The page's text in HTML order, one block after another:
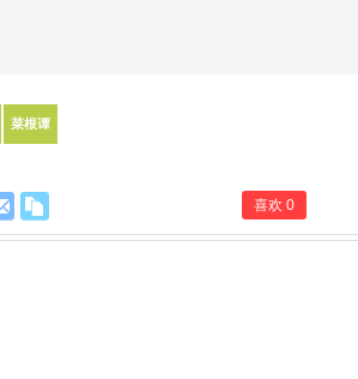
菜根谭
喜欢 0